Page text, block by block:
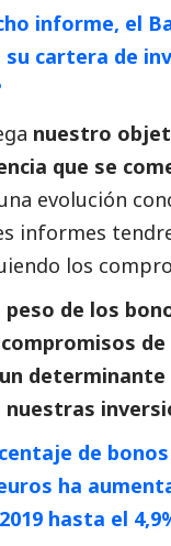
informe, el
cartera de
nuestro
que se
evolución
informes
los
peso de los
nuestras
de
ha
hasta el